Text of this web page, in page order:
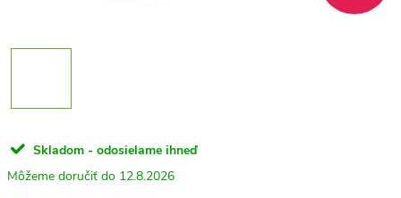
Skladom - odosielame ihneď
12.8.2026